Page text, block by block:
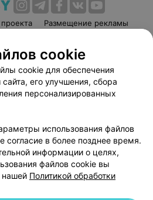
Размещение рекламы
Способы оплаты
Партнеры
руководителю 103.by
данных
cookie
cookie для обеспечения
его улучшения, сбора
персонализированных
использования файлов
согласие в более позднее время.
информации о целях,
файлов cookie вы
нашей Политикой обработки